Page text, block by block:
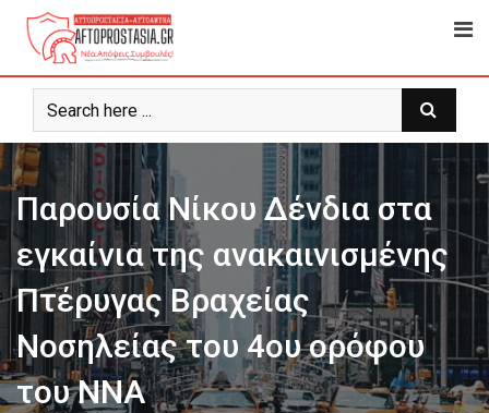
Ψάχνω
για...
Παρουσία Νίκου Δένδια στα
εγκαίνια της ανακαινισμένης
Πτέρυγας Βραχείας
Νοσηλείας του 4ου ορόφου
του ΝΝΑ